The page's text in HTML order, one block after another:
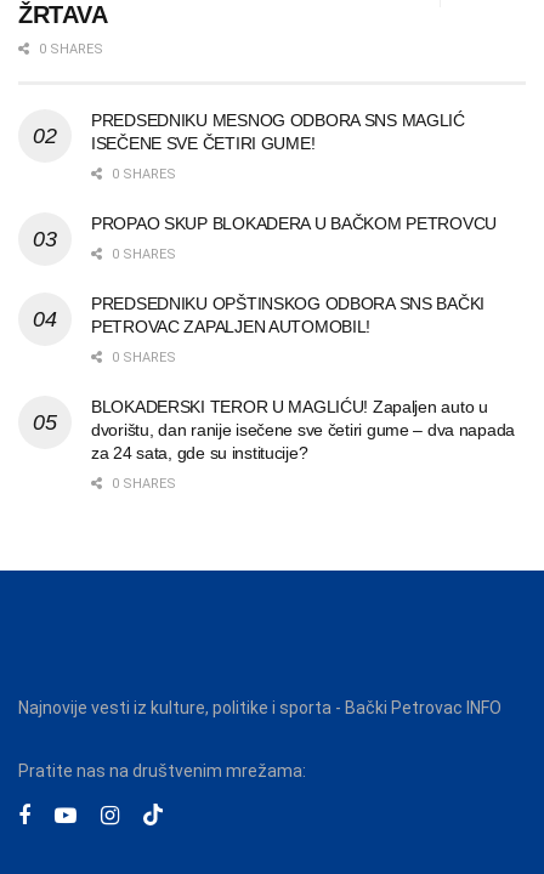
ŽRTAVA
0 SHARES
PREDSEDNIKU MESNOG ODBORA SNS MAGLIĆ
ISEČENE SVE ČETIRI GUME!
0 SHARES
PROPAO SKUP BLOKADERA U BAČKOM PETROVCU
0 SHARES
PREDSEDNIKU OPŠTINSKOG ODBORA SNS BAČKI
PETROVAC ZAPALJEN AUTOMOBIL!
0 SHARES
BLOKADERSKI TEROR U MAGLIĆU! Zapaljen auto u
dvorištu, dan ranije isečene sve četiri gume – dva napada
za 24 sata, gde su institucije?
0 SHARES
Najnovije vesti iz kulture, politike i sporta - Bački Petrovac INFO
Pratite nas na društvenim mrežama: